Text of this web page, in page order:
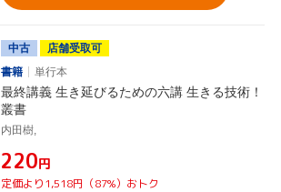
中古
店舗受取可
書籍
単行本
最終講義 生き延びるための六講 生きる技術！
叢書
内田樹,
¥220円
定価より1,518円（87%）おトク